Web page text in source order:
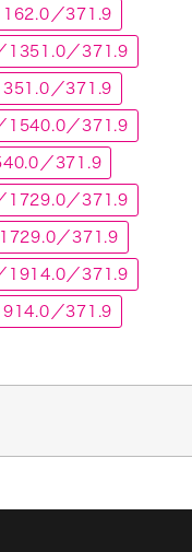
／371.9
1351.0／371.9
／371.9
1540.0／371.9
／371.9
1729.0／371.9
／371.9
1914.0／371.9
／371.9